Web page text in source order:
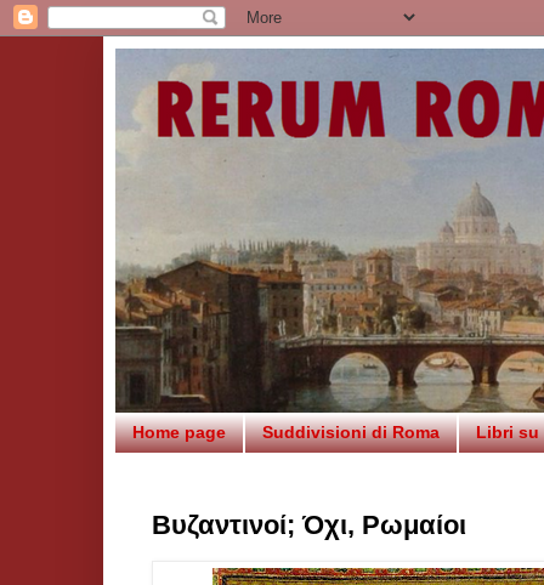
Home page Suddivisioni di Roma Libri su
Βυζαντινοί; Όχι, Ρωμαίοι